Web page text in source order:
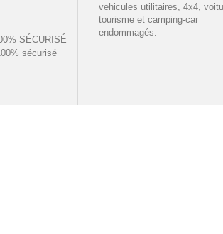
SÉCURISÉ
vehicules utilitaires, 4x4,
tourisme et camping-car
endommagés.